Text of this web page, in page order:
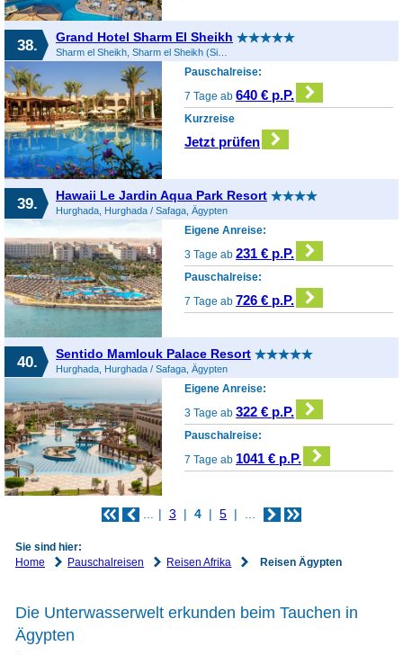
38. Grand Hotel Sharm El Sheikh
Sharm el Sheikh, Sharm el Sheikh (Sinai), Ägypten
Pauschalreise:
7 Tage ab640 € p.P.
Kurzreise
Jetzt prüfen
39. Hawaii Le Jardin Aqua Park Resort
Hurghada, Hurghada / Safaga, Ägypten
Eigene Anreise:
3 Tage ab231 € p.P.
Pauschalreise:
7 Tage ab726 € p.P.
40. Sentido Mamlouk Palace Resort
Hurghada, Hurghada / Safaga, Ägypten
Eigene Anreise:
3 Tage ab322 € p.P.
Pauschalreise:
7 Tage ab 1041 € p.P.
... 3 4 5 ...
Sie sind hier:
Home
Pauschalreisen Reisen Afrika Reisen Ägypten
Die Unterwasserwelt erkunden beim Tauchen in
Ägypten